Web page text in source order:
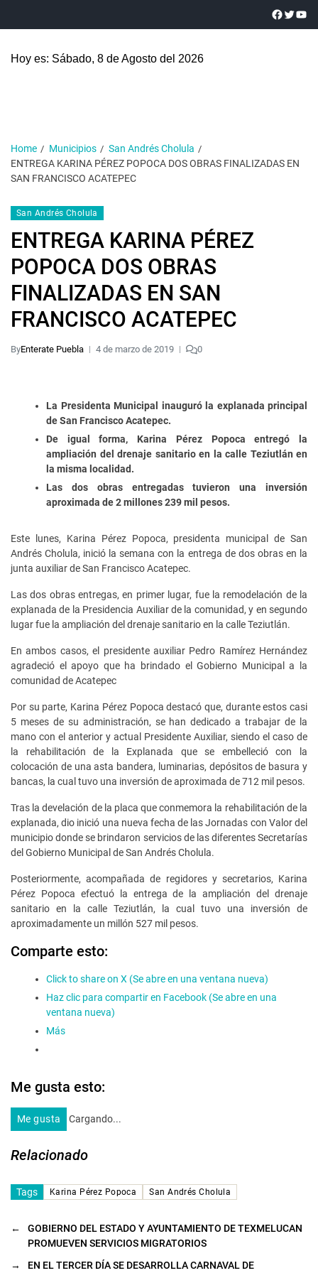
Hoy es: Sábado, 8 de Agosto del 2026
Home Municipios
San Andrés Cholula
ENTREGA KARINA PÉREZ POPOCA DOS OBRAS FINALIZADAS EN
SAN FRANCISCO ACATEPEC
San Andrés Cholula
ENTREGA KARINA PÉREZ
POPOCA DOS OBRAS
FINALIZADAS EN SAN
FRANCISCO ACATEPEC
ByEnterate Puebla 4 de marzo de 2019 0
La Presidenta Municipal inauguró la explanada principal
de San Francisco Acatepec.
De igual forma, Karina Pérez Popoca entregó la
ampliación del drenaje sanitario en la calle Teziutlán en
la misma localidad.
Las dos obras entregadas tuvieron una inversión
aproximada de 2 millones 239 mil pesos.
Este lunes, Karina Pérez Popoca, presidenta municipal de San
Andrés Cholula, inició la semana con la entrega de dos obras en la
junta auxiliar de San Francisco Acatepec.
Las dos obras entregas, en primer lugar, fue la remodelación de la
explanada de la Presidencia Auxiliar de la comunidad, y en segundo
lugar fue la ampliación del drenaje sanitario en la calle Teziutlán.
En ambos casos, el presidente auxiliar Pedro Ramírez Hernández
agradeció el apoyo que ha brindado el Gobierno Municipal a la
comunidad de Acatepec
Por su parte, Karina Pérez Popoca destacó que, durante estos casi
5 meses de su administración, se han dedicado a trabajar de la
mano con el anterior y actual Presidente Auxiliar, siendo el caso de
la rehabilitación de la Explanada que se embelleció con la
colocación de una asta bandera, luminarias, depósitos de basura y
bancas, la cual tuvo una inversión de aproximada de 712 mil pesos.
Tras la develación de la placa que conmemora la rehabilitación de la
explanada, dio inició una nueva fecha de las Jornadas con Valor del
municipio donde se brindaron servicios de las diferentes Secretarías
del Gobierno Municipal de San Andrés Cholula.
Posteriormente, acompañada de regidores y secretarios, Karina
Pérez Popoca efectuó la entrega de la ampliación del drenaje
sanitario en la calle Teziutlán, la cual tuvo una inversión de
aproximadamente un millón 527 mil pesos.
Comparte esto:
Click to share on X (Se abre en una ventana nueva)
Haz clic para compartir en Facebook (Se abre en una
ventana nueva)
Más
Me gusta esto:
Me gusta Cargando...
Relacionado
Tags Karina Pérez Popoca San Andrés Cholula
←
GOBIERNO DEL ESTADO Y AYUNTAMIENTO DE TEXMELUCAN
PROMUEVEN SERVICIOS MIGRATORIOS
→
EN EL TERCER DÍA SE DESARROLLA CARNAVAL DE